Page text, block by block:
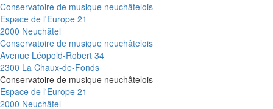
Conservatoire de musique neuchâtelois
Espace de l'Europe 21
2000 Neuchâtel
Conservatoire de musique neuchâtelois
Avenue Léopold-Robert 34
2300 La Chaux-de-Fonds
Conservatoire de musique neuchâtelois
Espace de l'Europe 21
2000 Neuchâtel